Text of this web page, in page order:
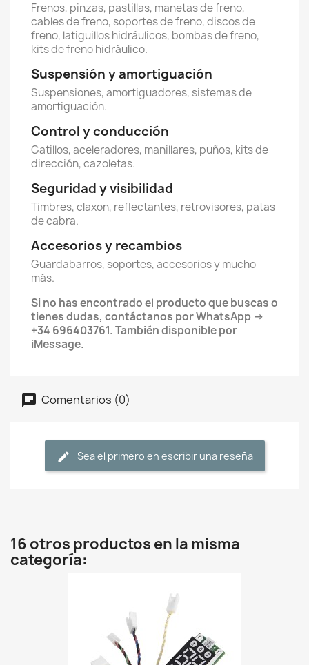
Frenos, pinzas, pastillas, manetas de freno,
cables de freno, soportes de freno, discos de
freno, latiguillos hidráulicos, bombas de freno,
kits de freno hidráulico.
Suspensión y amortiguación
Suspensiones, amortiguadores, sistemas de
amortiguación.
Control y conducción
Gatillos, aceleradores, manillares, puños, kits de
dirección, cazoletas.
Seguridad y visibilidad
Timbres, claxon, reflectantes, retrovisores, patas
de cabra.
Accesorios y recambios
Guardabarros, soportes, accesorios y mucho
más.
Si no has encontrado el producto que buscas o
tienes dudas, contáctanos por WhatsApp ->
+34 696403761. También disponible por
iMessage.
Comentarios (0)
Sea el primero en escribir una reseña
16 otros productos en la misma
categoría: